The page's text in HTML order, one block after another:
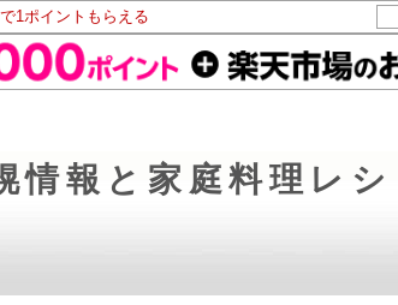
1ポイントもらえる
情報と家庭料理レシ